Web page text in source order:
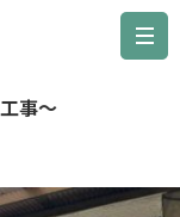
事～